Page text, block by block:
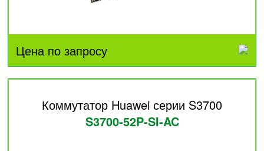
Цена по запросу
Коммутатор Huawei серии S3700
S3700-52P-SI-AC